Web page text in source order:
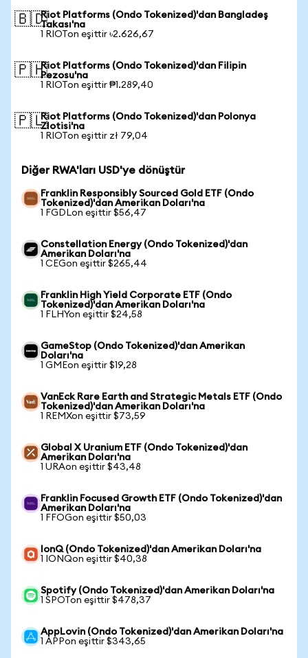
🇧🇩Riot Platforms (Ondo Tokenized)'dan Bangladeş
Takası'na
1 RIOTon eşittir ৳2.626,67
🇵🇭Riot Platforms (Ondo Tokenized)'dan Filipin
Pezosu'na
1 RIOTon eşittir ₱1.289,40
🇵🇱Riot Platforms (Ondo Tokenized)'dan Polonya
Zlotisi'na
1 RIOTon eşittir zł 79,04
Diğer RWA'ları USD'ye dönüştür
Franklin Responsibly Sourced Gold ETF (Ondo
Tokenized)'dan Amerikan Doları'na
1 FGDLon eşittir $56,47
Constellation Energy (Ondo Tokenized)'dan
Amerikan Doları'na
1 CEGon eşittir $265,44
Franklin High Yield Corporate ETF (Ondo
Tokenized)'dan Amerikan Doları'na
1 FLHYon eşittir $24,58
GameStop (Ondo Tokenized)'dan Amerikan
Doları'na
1 GMEon eşittir $19,28
VanEck Rare Earth and Strategic Metals ETF (Ondo
Tokenized)'dan Amerikan Doları'na
1 REMXon eşittir $73,59
Global X Uranium ETF (Ondo Tokenized)'dan
Amerikan Doları'na
1 URAon eşittir $43,48
Franklin Focused Growth ETF (Ondo Tokenized)'dan
Amerikan Doları'na
1 FFOGon eşittir $50,03
IonQ (Ondo Tokenized)'dan Amerikan Doları'na
1 IONQon eşittir $40,38
Spotify (Ondo Tokenized)'dan Amerikan Doları'na
1 SPOTon eşittir $478,37
AppLovin (Ondo Tokenized)'dan Amerikan Doları'na
1 APPon eşittir $343,65